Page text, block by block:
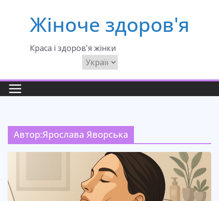
Жіноче здоров'я
Краса і здоров'я жінки
Вибрати
Автор:Ярослава Яворська